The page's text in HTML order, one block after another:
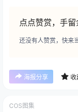
点点赞赏，手
还没有人赞赏，快来
海报分享 收
COS图集